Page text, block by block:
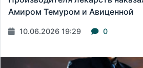
Амиром Темуром и Авиценной
10.06.2026 19:29 0